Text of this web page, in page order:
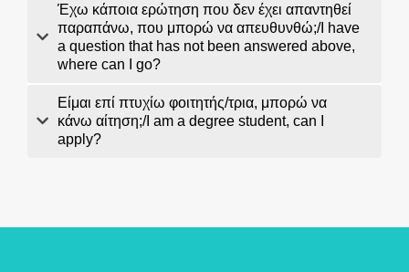
Έχω κάποια ερώτηση που δεν έχει απαντηθεί
παραπάνω, που μπορώ να απευθυνθώ;/I have
a question that has not been answered above,
where can I go?
Είμαι επί πτυχίω φοιτητής/τρια, μπορώ να
κάνω αίτηση;/I am a degree student, can I
apply?